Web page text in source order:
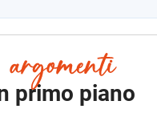
primo piano